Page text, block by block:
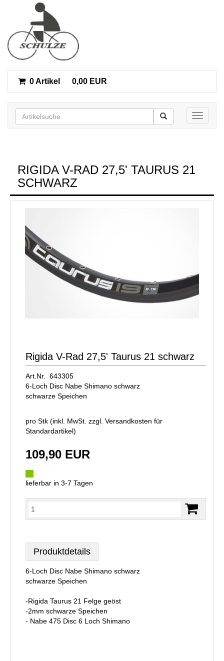
0 Artikel 0,00 EUR
Toggle
RIGIDA V-RAD 27,5' TAURUS 21
SCHWARZ
Rigida V-Rad 27,5' Taurus 21 schwarz
Art.Nr. 643305
6-Loch Disc Nabe Shimano schwarz
schwarze Speichen
pro Stk (inkl. MwSt. zzgl. Versandkosten für
Standardartikel)
109,90 EUR
lieferbar in 3-7 Tagen
Produktdetails
6-Loch Disc Nabe Shimano schwarz
schwarze Speichen
-Rigida Taurus 21 Felge geöst
-2mm schwarze Speichen
- Nabe 475 Disc 6 Loch Shimano